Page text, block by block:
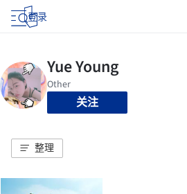
登录
关注
整理